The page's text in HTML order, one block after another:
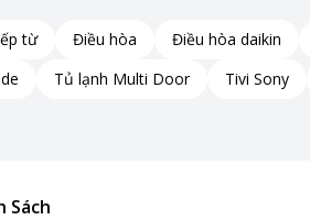
từ Điều hòa Điều hòa daikin
Tủ lạnh Multi Door Tivi Sony
Sách